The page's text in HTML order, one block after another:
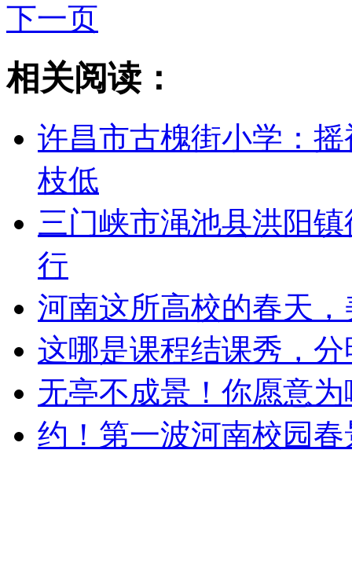
下一页
相关阅读：
许昌市古槐街小学：
枝低
三门峡市渑池县洪阳
行
河南这所高校的春天
这哪是课程结课秀，
无亭不成景！你愿意
约！第一波河南校园